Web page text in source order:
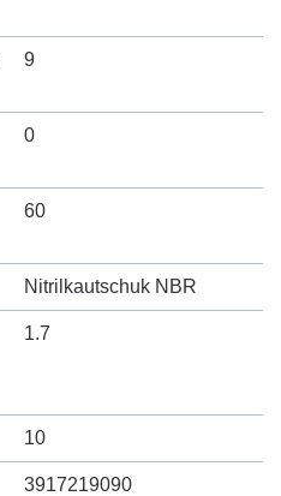
9
0
60
Nitrilkautschuk NBR
1.7
10
3917219090